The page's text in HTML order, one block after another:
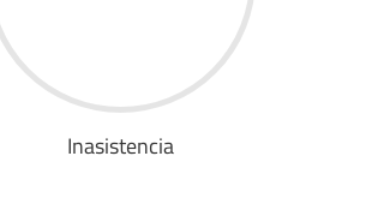
Inasistencia